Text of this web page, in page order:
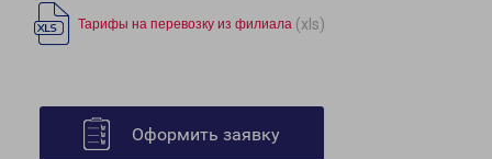
Тарифы на перевозку из филиала (xls)
Оформить заявку